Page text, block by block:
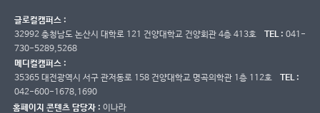
글로컬캠퍼스 :
32992 충청남도 논산시 대학로 121 건양대학교 건양회관 4층 413호
TEL : 041-
730-5289,5268
메디컬캠퍼스 :
35365 대전광역시 서구 관저동로 158 건양대학교 명곡의학관 1층 112호
TEL :
042-600-1678,1690
홈페이지 콘텐츠 담당자 : 이나라